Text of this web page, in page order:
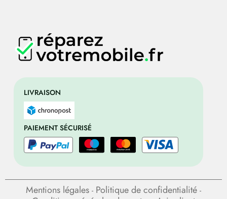
LIVRAISON
PAIEMENT SÉCURISÉ
Mentions légales - Politique de confidentialité -